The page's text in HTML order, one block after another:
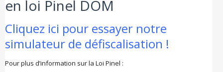
en loi Pinel DOM
Cliquez ici pour essayer notre
simulateur de défiscalisation !
Pour plus d’information sur la Loi Pinel :